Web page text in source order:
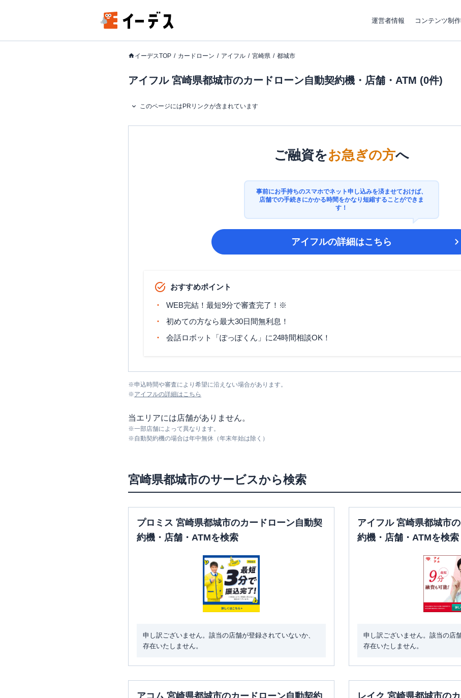
運営者情報 コンテンツ制
イーデスTOP カードローン アイフル 宮崎県 都城市
アイフル 宮崎県都城市のカードローン自動契約機・店舗・ATM (0件)
このページにはPRリンクが含まれています
ご融資をお急ぎの方へ
事前にお手持ちのスマホでネット申し込みを済ませておけば、
店舗での手続きにかかる時間をかなり短縮することができま
す！
アイフルの詳細はこちら
おすすめポイント
WEB完結！最短9分で審査完了！※
初めての方なら最大30日間無利息！
会話ロボット「ぽっぽくん」に24時間相談OK！
※申込時間や審査により希望に沿えない場合があります。
※アイフルの詳細はこちら
当エリアには店舗がありません。
※一部店舗によって異なります。
※自動契約機の場合は年中無休（年末年始は除く）
宮崎県都城市のサービスから検索
プロミス 宮崎県都城市のカードローン自動契
約機・店舗・ATMを検索
申し訳ございません。該当の店舗が登録されていないか、
存在いたしません。
アイフル 宮崎県都城市
約機・店舗・ATMを検索
申し訳ございません。該当の店
存在いたしません。
アコム 宮崎県都城市のカードローン自動契約
レイク 宮崎県都城市の